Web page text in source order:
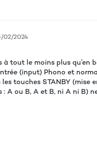
02/2024
à tout le moins plus
(input) Phono et
touches STANBY
: A ou B, A et B, ni A ni